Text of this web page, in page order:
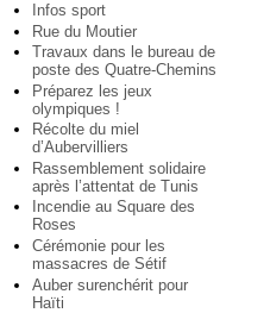
Infos sport
Rue du Moutier
Travaux dans le bureau de
poste des Quatre-Chemins
Préparez les jeux
olympiques !
Récolte du miel
d’Aubervilliers
Rassemblement solidaire
après l’attentat de Tunis
Incendie au Square des
Roses
Cérémonie pour les
massacres de Sétif
Auber surenchérit pour
Haïti